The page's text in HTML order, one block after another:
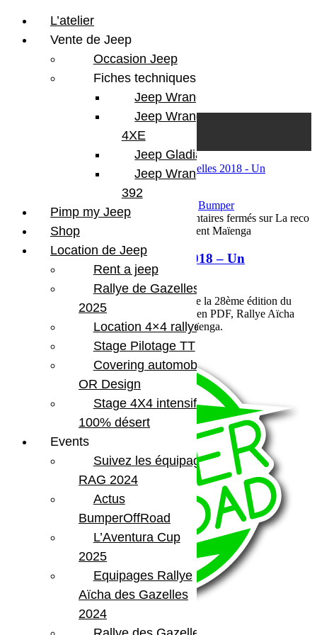
5 février 2018 Par Martial BumperOffroad Bumper
OffRoad|JeepCompétitionVoyage Commentaires fermés sur La reco
du Rallye des Gazelles 2018 – Un événement Maïenga
La reco du Rallye des Gazelles 2018 – Un
événement Maïenga
Compte rendu des repérages du parcours de la 28ème édition du
Rallye Aïcha des Gazelles du Maroc 2018 en PDF, Rallye Aïcha
des Gazelles du Maroc, Un événement Maïenga.
L’atelier
Vente de Jeep
Occasion Jeep
Fiches techniques
Jeep Wrangler JL
Jeep Wrangler
4XE
Jeep Gladiator
Jeep Wrangler V8
392
Pimp my Jeep
Shop
Location de Jeep
Rent a jeep
Rallye de Gazelles
2025
Location 4×4 rallye
Stage Pilotage TT
Covering automobile –
OR Design
Stage 4X4 intensif
100% désert
Events
Suivez les équipages
RAG 2024
Actus
BumperOffRoad
L’Aventura Cup
2025
Equipages Rallye
Aïcha des Gazelles
2024